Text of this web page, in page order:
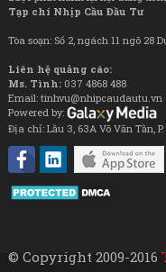
Tạp chí Nhịp Cầu Đầu Tư
Tòa soạn: Số 2, ngách 11 ngõ 28
Liên hệ quảng cáo:
Ms. Tình: 037 4868 488
Email: tinhvu@nhipcaudautu.vn
Powered by:
Địa chỉ: Lầu 3, 63A Võ Văn Tần,
© Copyright 2009-2016